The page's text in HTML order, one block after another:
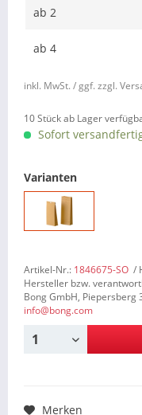
ab 2
ab 4
inkl. MwSt. / ggf. zzgl.
10 Stück ab Lager
Sofort
Varianten
Artikel-Nr.: 1846675-SO /
Hersteller bzw.
Bong GmbH, Piepersberg
info@bong.com
Merken